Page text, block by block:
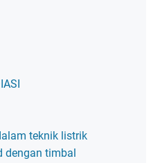
teknik listrik
dengan timbal